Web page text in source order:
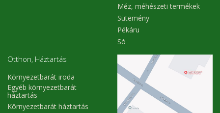
Méz, méhészeti termékek
Sütemény
Pékáru
Só
Otthon, Háztartás
Környezetbarát iroda
Egyéb környezetbarát
háztartás
Környezetbarát háztartás